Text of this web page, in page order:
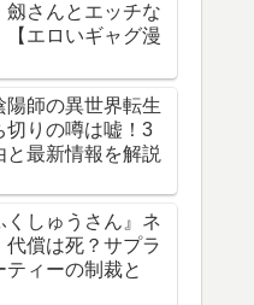
劔さんとエッチな
【エロいギャグ漫
陽師の異世界転生
切りの噂は嘘！3
と最新情報を解説
くしゅうさん』ネ
代償は死？サプラ
ティーの制裁と